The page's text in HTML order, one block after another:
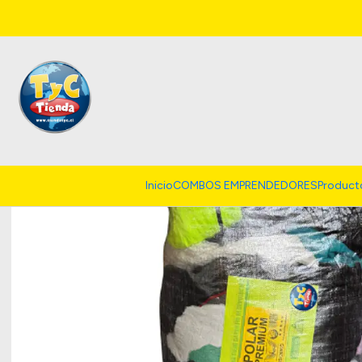
InicioCOMBOS EMPRENDEDORES